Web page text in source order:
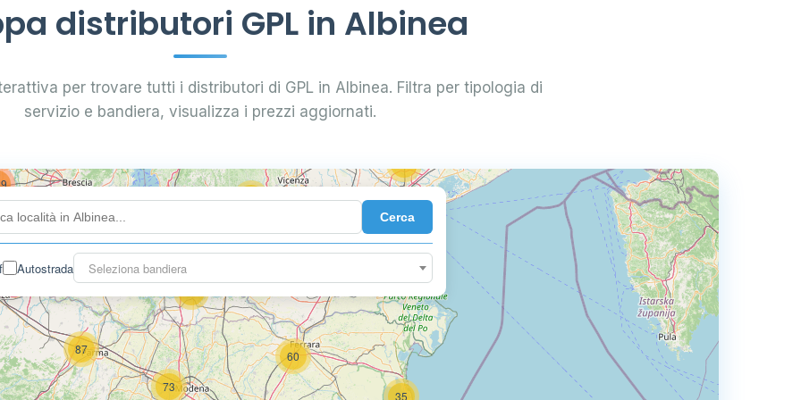
distributori GPL in Albinea
per trovare tutti i distributori di GPL in Albinea. Filtra per tipologia di
servizio e bandiera, visualizza i prezzi aggiornati.
Cerca
Autostrada Seleziona bandiera
7
28
5
87
7
73
73
35
60
0.789 €